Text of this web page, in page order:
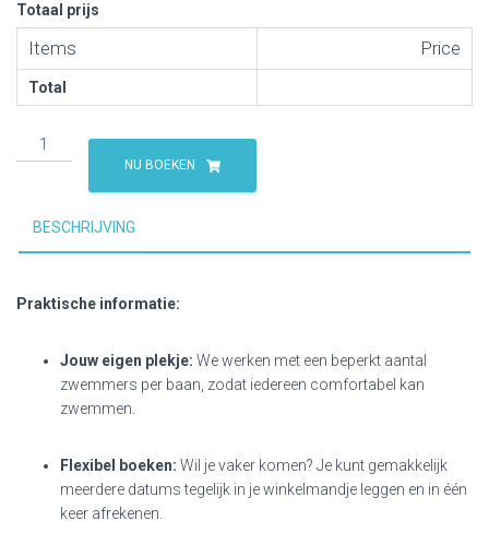
Totaal prijs
Items Price
Total
Zwem
mee
aantal
NU BOEKEN
BESCHRIJVING
Praktische informatie:
Jouw eigen plekje: We werken met een beperkt aantal
zwemmers per baan, zodat iedereen comfortabel kan
zwemmen.
Flexibel boeken: Wil je vaker komen? Je kunt gemakkelijk
meerdere datums tegelijk in je winkelmandje leggen en in één
keer afrekenen.